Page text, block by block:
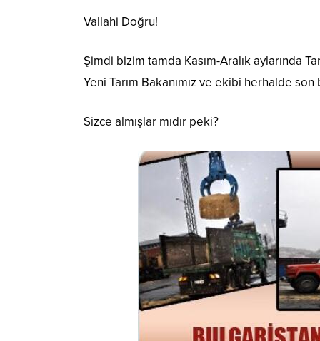
Vallahi Doğru!
Şimdi bizim tamda Kasım-Aralık aylarında
Yeni Tarım Bakanımız ve ekibi herhalde
Sizce almışlar mıdır peki?